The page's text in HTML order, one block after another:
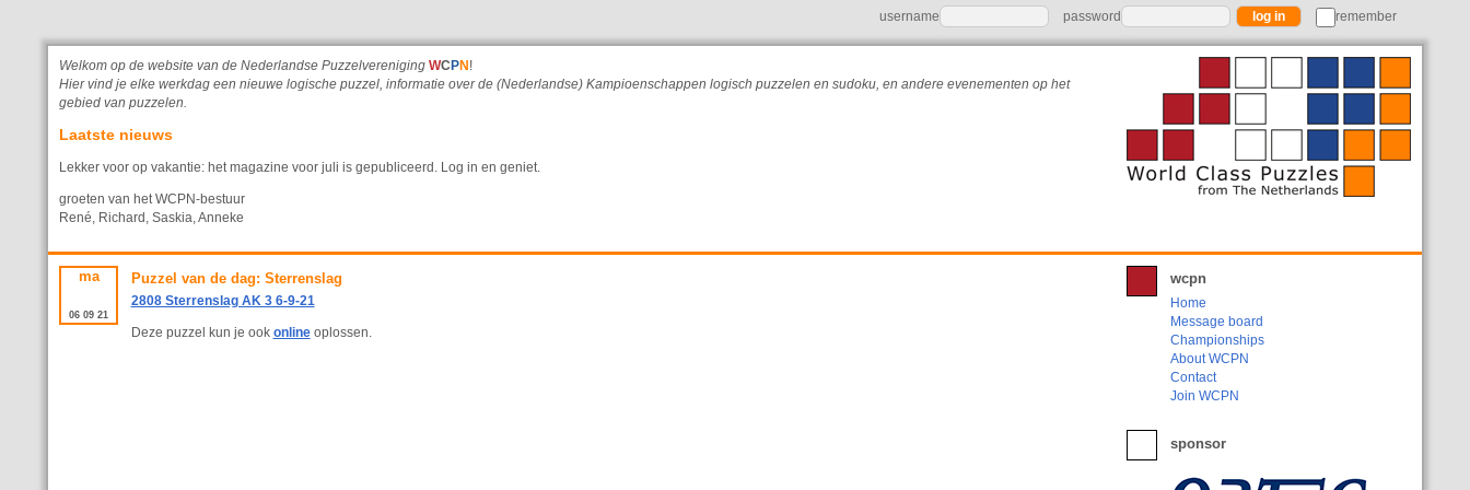
username password remember
Welkom op de website van de Nederlandse Puzzelvereniging WC PN !
Hier vind je elke werkdag een nieuwe logische puzzel, informatie over de (Nederlandse) Kampioenschappen logisch puzzelen en sudoku, en andere evenementen op het
gebied van puzzelen.
Laatste nieuws
Lekker voor op vakantie: het magazine voor juli is gepubliceerd. Log in en geniet.
groeten van het WCPN-bestuur
René, Richard, Saskia, Anneke
ma
06 09 21
Puzzel van de dag: Sterrenslag
2808 Sterrenslag AK 3 6-9-21
Deze puzzel kun je ook onlineoplossen.
wcpn
Home
Message board
Championships
About WCPN
Contact
Join WCPN
sponsor